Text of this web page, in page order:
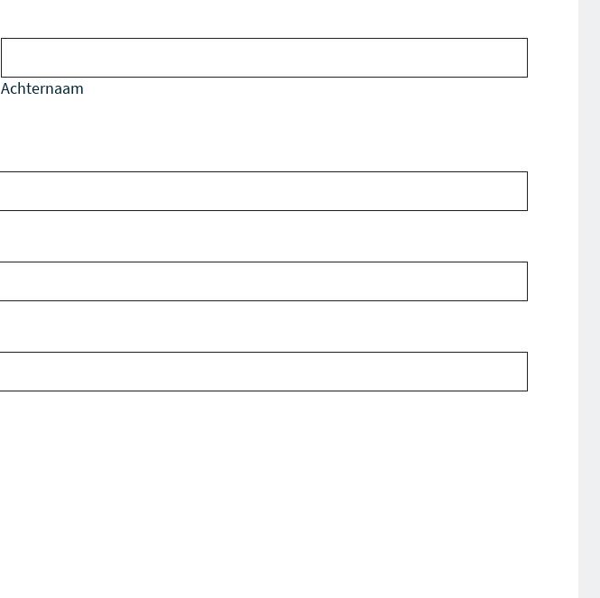
Achternaam